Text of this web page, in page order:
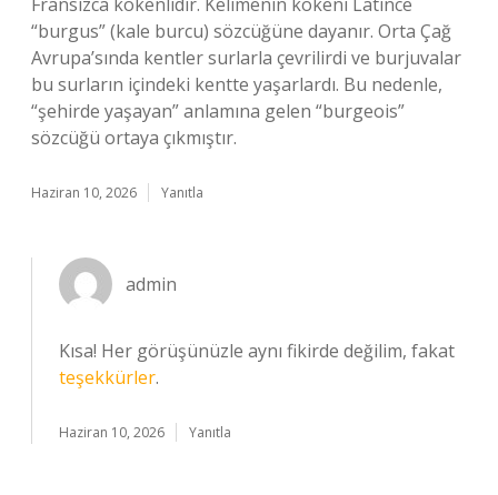
“burgus” (kale burcu) sözcüğüne dayanır. Orta Çağ
Avrupa’sında kentler surlarla çevrilirdi ve burjuvalar
bu surların içindeki kentte yaşarlardı. Bu nedenle,
“şehirde yaşayan” anlamına gelen “burgeois”
sözcüğü ortaya çıkmıştır.
Haziran 10, 2026 Yanıtla
admin
Kısa! Her görüşünüzle aynı fikirde değilim, fakat
teşekkürler.
Haziran 10, 2026 Yanıtla